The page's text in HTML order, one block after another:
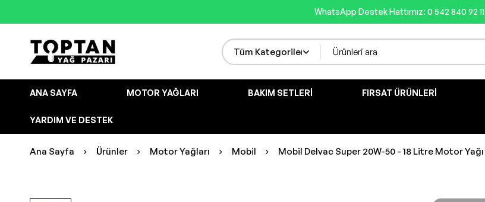
WhatsApp Destek Hattımız: 0 542 840 92 11
ANA SAYFA MOTOR YAĞLARI BAKIM SETLERI FIRSAT ÜRÜNLERI
YARDIM VE DESTEK
Ana Sayfa Ürünler Motor Yağları Mobil Mobil Delvac Super 20W-50 - 18 Litre Motor Yağı